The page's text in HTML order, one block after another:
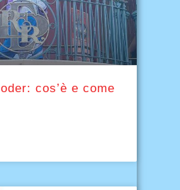
cos’è e come